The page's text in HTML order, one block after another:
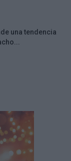
una tendencia